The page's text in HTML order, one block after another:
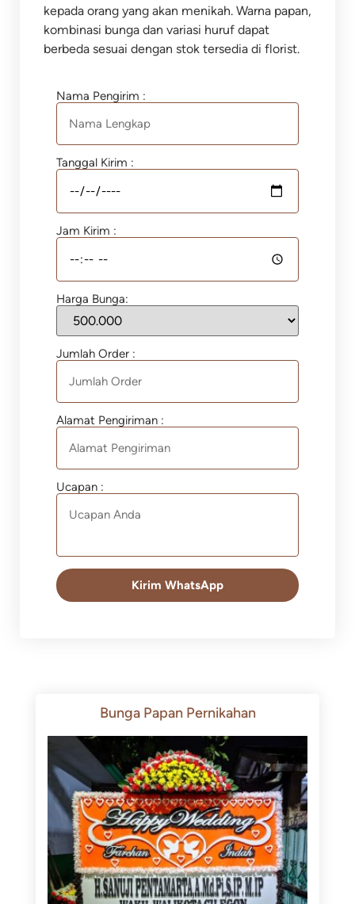
kepada orang yang akan menikah. Warna papan,
kombinasi bunga dan variasi huruf dapat
berbeda sesuai dengan stok tersedia di florist.
Nama Pengirim :
Tanggal Kirim :
Jam Kirim :
Harga Bunga:
Jumlah Order :
Alamat Pengiriman :
Ucapan :
Kirim WhatsApp
Bunga Papan Pernikahan